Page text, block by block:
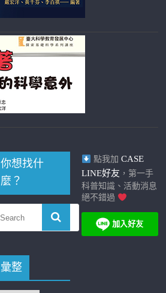
你想找什
麼？
彙整
點我加 CASE
LINE好友 ，第一手
科普知識、活動消息
絕不錯過